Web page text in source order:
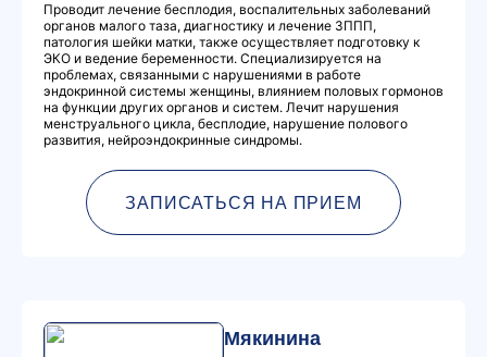
Проводит лечение бесплодия, воспалительных заболеваний
органов малого таза, диагностику и лечение ЗППП,
патология шейки матки, также осуществляет подготовку к
ЭКО и ведение беременности. Специализируется на
проблемах, связанными с нарушениями в работе
эндокринной системы женщины, влиянием половых гормонов
на функции других органов и систем. Лечит нарушения
менструального цикла, бесплодие, нарушение полового
развития, нейроэндокринные синдромы.
ЗАПИСАТЬСЯ НА ПРИЕМ
Мякинина